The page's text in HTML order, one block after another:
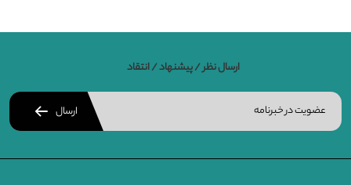
ارسال نظر / پیشنهاد / انتقاد
ارسال